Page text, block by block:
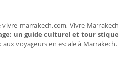
marrakech.com, Vivre Marrakech
un guide culturel et touristique
aux voyageurs en escale à Marrakech.